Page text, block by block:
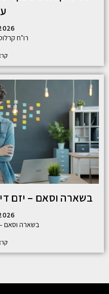
רו"ח
בשארה וסאם – יזם
בשארה וסאם